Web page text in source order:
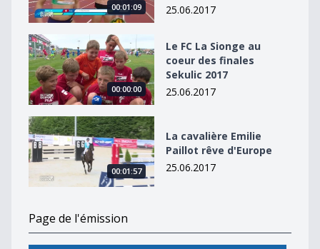
00:01:09
25.06.2017
Le FC La Sionge au coeur des finales Sekulic 2017
00:00:00
Le FC La Sionge au
coeur des finales
Sekulic 2017
25.06.2017
La cavalière Emilie Paillot rêve d&#039;Europe
00:01:57
La cavalière Emilie
Paillot rêve d'Europe
25.06.2017
Page de l'émission